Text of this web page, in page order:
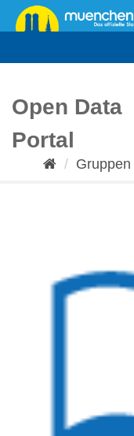
Überspringen
zum
Open Data
Portal
Gruppen